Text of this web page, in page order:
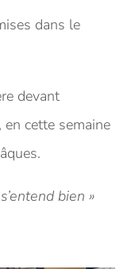
dans le
devant
en cette semaine
bien »